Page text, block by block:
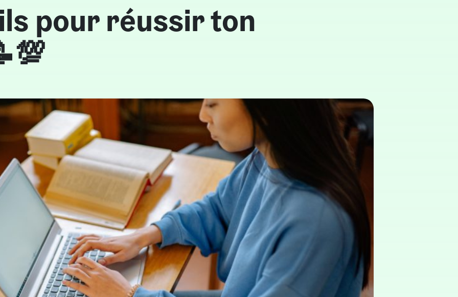
Latin
pour réussir ton